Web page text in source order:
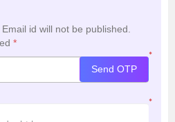
id will not be published.
*
*
Send OTP
*